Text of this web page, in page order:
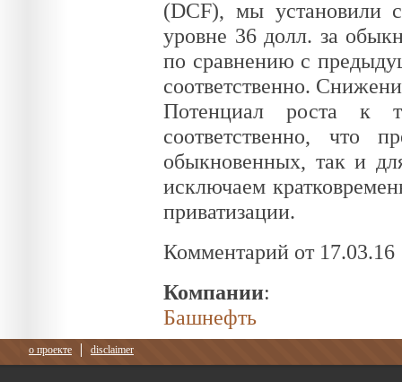
(DCF), мы установили
уровне 36 долл. за
по сравнению с
соответственно.
Потенциал роста к
соответственно, что
обыкновенных, так и
исключаем
приватизации.
Комментарий от 17.03.16
Компании:
Башнефть
о проекте disclaimer